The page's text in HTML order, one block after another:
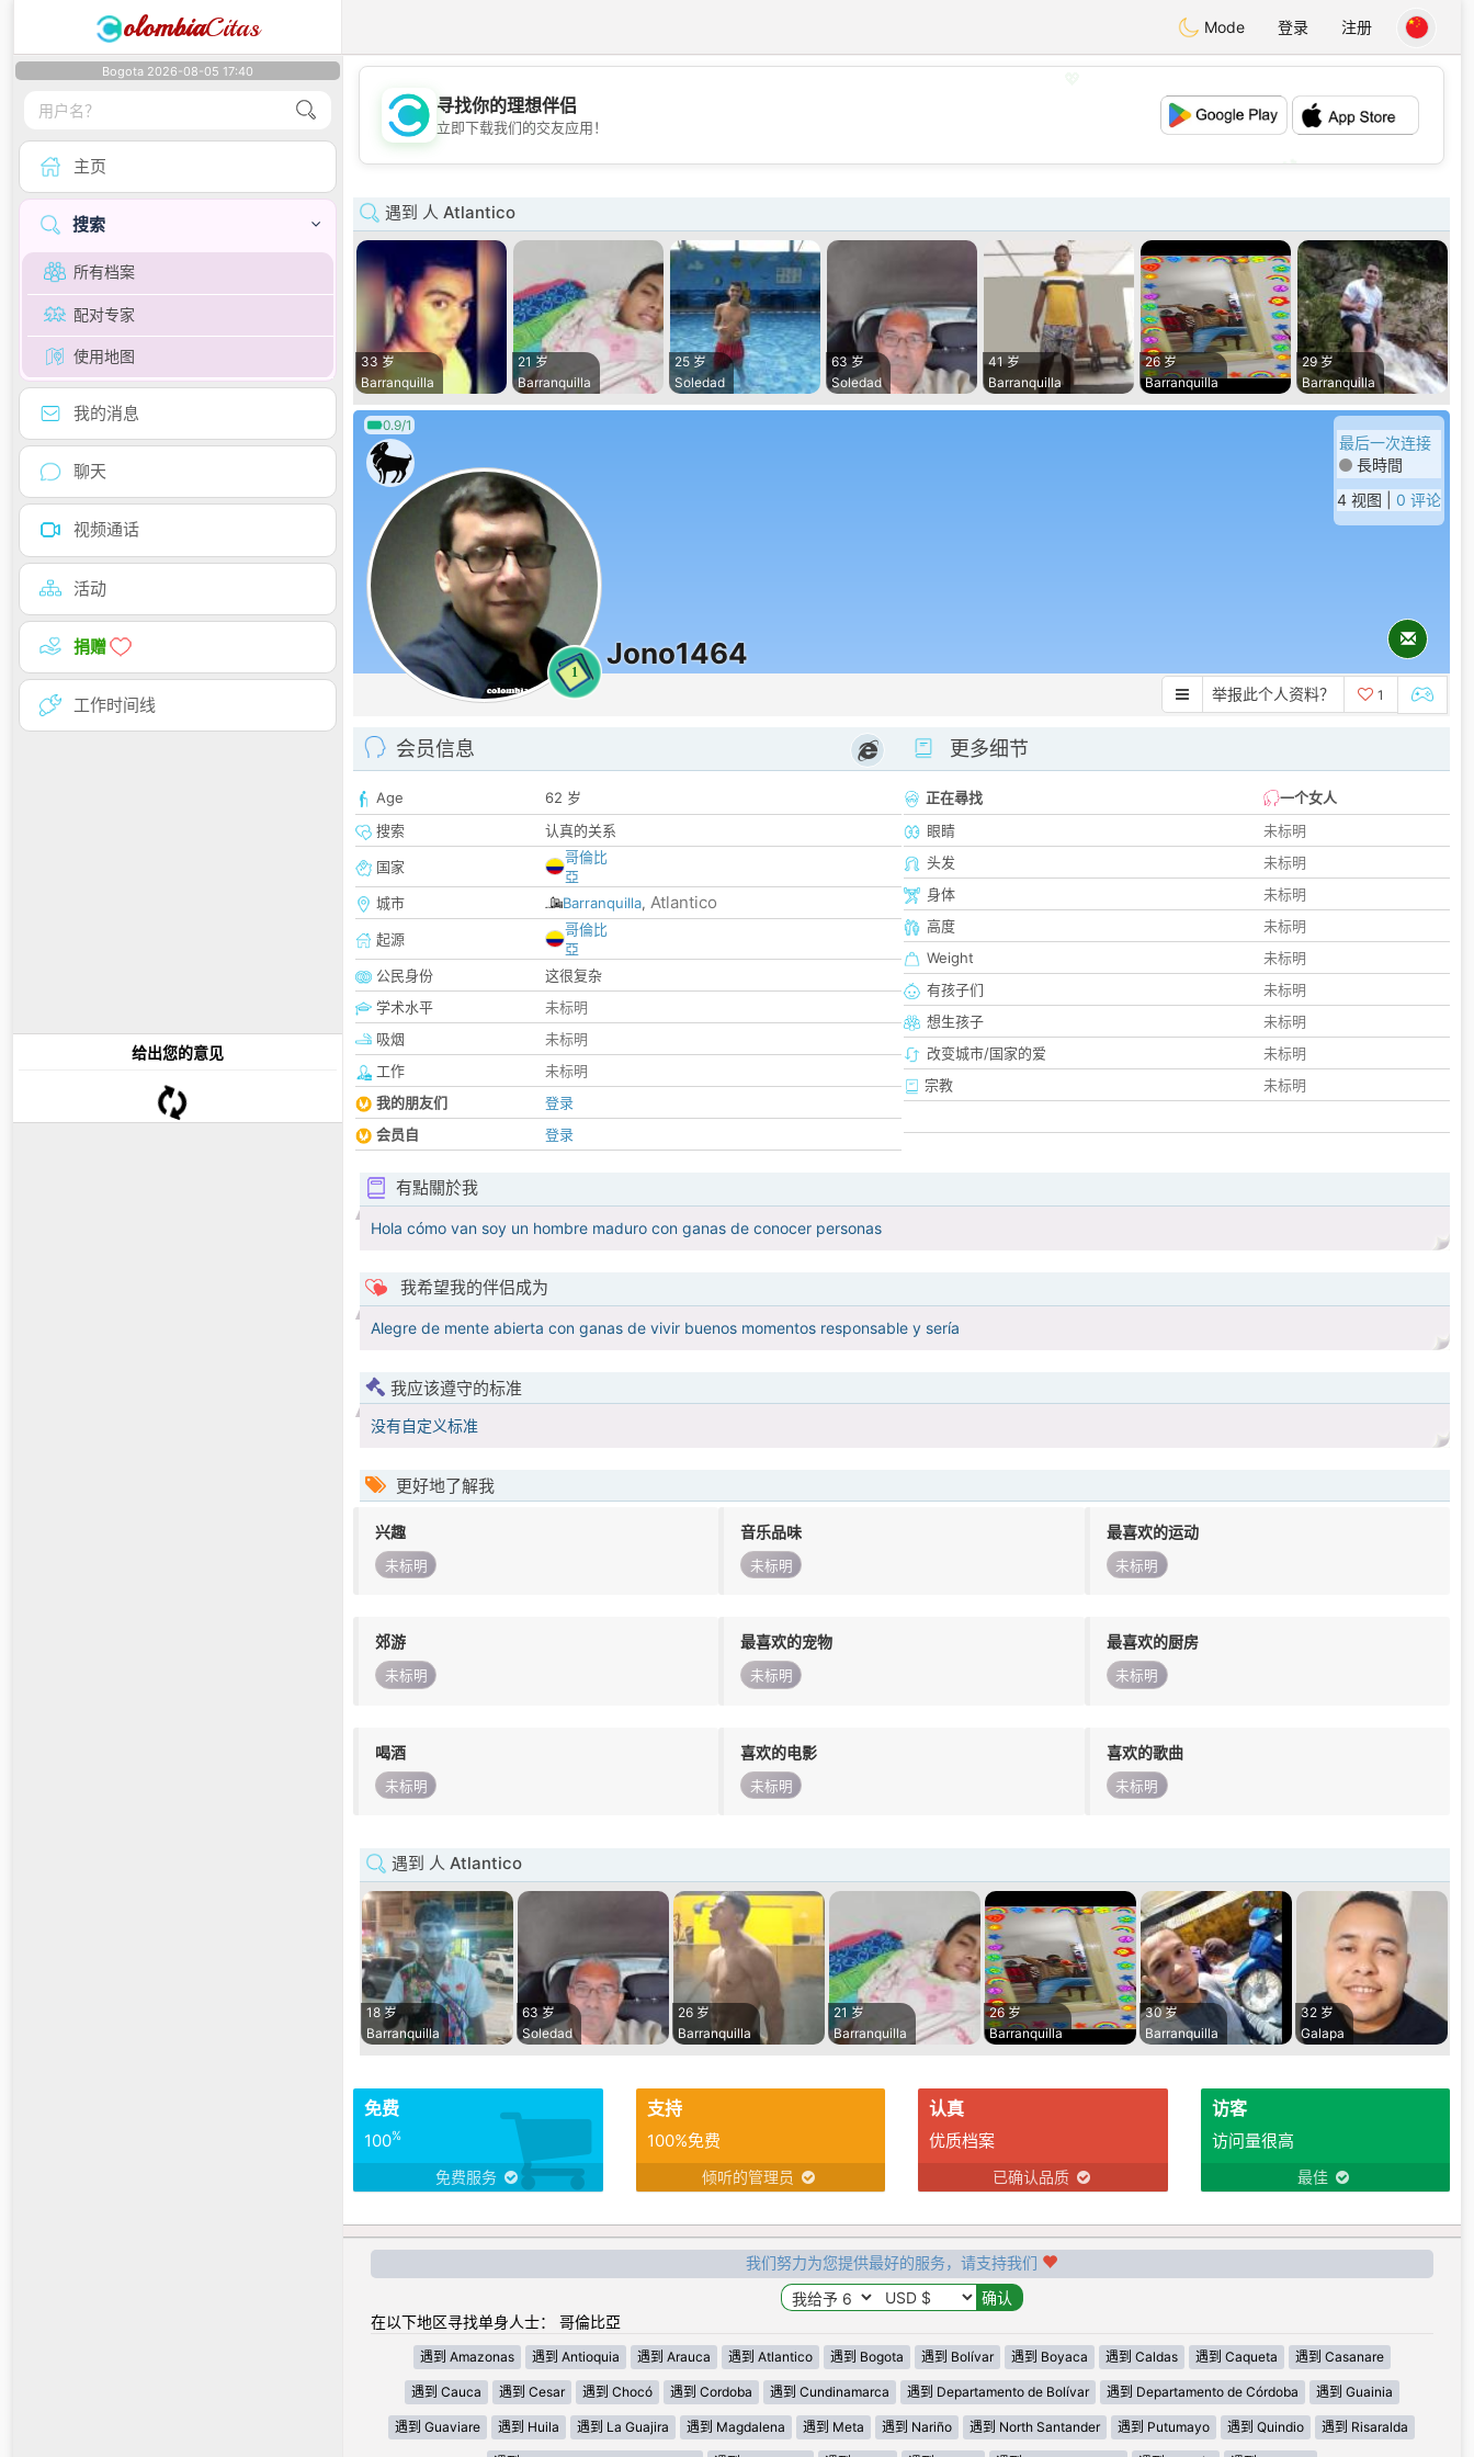
olombiaCitas Mode 登录 注册
Bogota 2026-08-05 17:40
主页
搜索
所有档案
配对专家
使用地图
我的消息
聊天
视频通话
活动
捐赠
工作时间线
给出您的意见
💖
💕
寻找你的理想伴侣
立即下载我们的交友应用！
遇到 人 Atlantico
33 岁
Barranquilla
21 岁
Barranquilla
25 岁
Soledad
63 岁
Soledad
41 岁
Barranquilla
26 岁
Barranquilla
29 岁
Barranquilla
0.9/1
1
Jono1464
最后一次连接
長時間
4 视图 | 0 评论
举报此个人资料？ 1
会员信息
Age
62 岁
搜索
认真的关系
国家
哥倫比
亞
城市
Barranquilla, Atlantico
起源
哥倫比
亞
公民身份
这很复杂
学术水平
未标明
吸烟
未标明
工作
未标明
我的朋友们
登录
会员自
登录
更多细节
正在尋找
一个女人
眼睛
未标明
头发
未标明
身体
未标明
高度
未标明
Weight
未标明
有孩子们
未标明
想生孩子
未标明
改变城市/国家的爱
未标明
宗教
未标明
有點關於我
Hola cómo van soy un hombre maduro con ganas de conocer personas
我希望我的伴侣成为
Alegre de mente abierta con ganas de vivir buenos momentos responsable y sería
我应该遵守的标准
没有自定义标准
更好地了解我
兴趣
未标明
音乐品味
未标明
最喜欢的运动
未标明
郊游
未标明
最喜欢的宠物
未标明
最喜欢的厨房
未标明
喝酒
未标明
喜欢的电影
未标明
喜欢的歌曲
未标明
遇到 人 Atlantico
18 岁
Barranquilla
63 岁
Soledad
26 岁
Barranquilla
21 岁
Barranquilla
26 岁
Barranquilla
30 岁
Barranquilla
32 岁
Galapa
免费
100%
免费服务
支持
100%免费
倾听的管理员
认真
优质档案
已确认品质
访客
访问量很高
最佳
我们努力为您提供最好的服务，请支持我们
在以下地区寻找单身人士： 哥倫比亞
遇到 Amazonas 遇到 Antioquia 遇到 Arauca 遇到 Atlantico 遇到 Bogota 遇到 Bolívar 遇到 Boyaca 遇到 Caldas 遇到 Caqueta 遇到 Casanare
遇到 Cauca 遇到 Cesar 遇到 Chocó 遇到 Cordoba 遇到 Cundinamarca 遇到 Departamento de Bolívar 遇到 Departamento de Córdoba 遇到 Guainia
遇到 Guaviare 遇到 Huila 遇到 La Guajira 遇到 Magdalena 遇到 Meta 遇到 Nariño 遇到 North Santander 遇到 Putumayo 遇到 Quindio 遇到 Risaralda